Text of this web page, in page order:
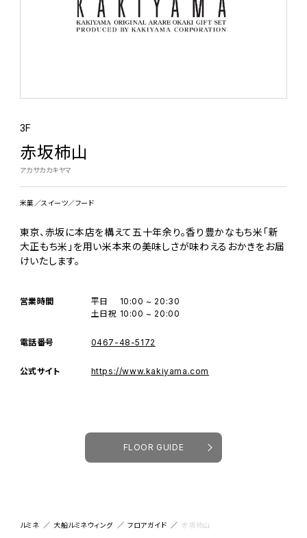
3F
赤坂柿山
アカサカカキヤマ
米菓 スイーツ フード
東京、赤坂に本店を構えて五十年余り。香り豊かなもち米「新
大正もち米」を用い米本来の美味しさが味わえるおかきをお届
けいたします。
営業時間 平日
10:00 ~ 20:30
土日祝 10:00 ~ 20:00
電話番号 0467-48-5172
公式サイト https://www.kakiyama.com
FLOOR GUIDE
ルミネ 大船ルミネウィング フロアガイド 赤坂柿山